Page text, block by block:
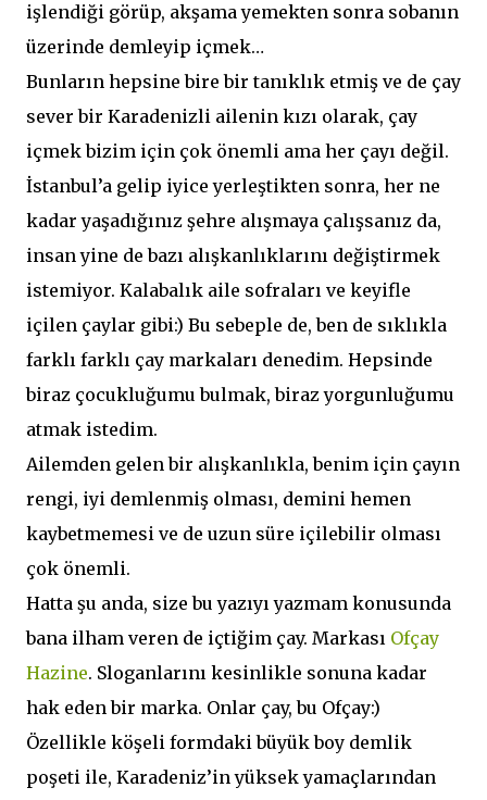
işlendiği görüp, akşama yemekten sonra sobanın
üzerinde demleyip içmek…
Bunların hepsine bire bir tanıklık etmiş ve de çay
sever bir Karadenizli ailenin kızı olarak, çay
içmek bizim için çok önemli ama her çayı değil.
İstanbul’a gelip iyice yerleştikten sonra, her ne
kadar yaşadığınız şehre alışmaya çalışsanız da,
insan yine de bazı alışkanlıklarını değiştirmek
istemiyor. Kalabalık aile sofraları ve keyifle
içilen çaylar gibi:) Bu sebeple de, ben de sıklıkla
farklı farklı çay markaları denedim. Hepsinde
biraz çocukluğumu bulmak, biraz yorgunluğumu
atmak istedim.
Ailemden gelen bir alışkanlıkla, benim için çayın
rengi, iyi demlenmiş olması, demini hemen
kaybetmemesi ve de uzun süre içilebilir olması
çok önemli.
Hatta şu anda, size bu yazıyı yazmam konusunda
bana ilham veren de içtiğim çay. Markası Ofçay
Hazine. Sloganlarını kesinlikle sonuna kadar
hak eden bir marka. Onlar çay, bu Ofçay:)
Özellikle köşeli formdaki büyük boy demlik
poşeti ile, Karadeniz’in yüksek yamaçlarından